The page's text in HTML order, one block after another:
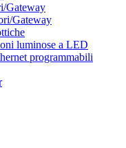
Gateway
Gateway
luminose a LED
programmabili